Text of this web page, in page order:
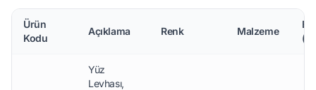
Ürün
Kodu
Açıklama Renk Malzeme
Yüz
Levhası,